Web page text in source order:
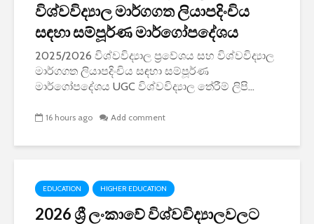
විශ්වවිද්‍යාල මාර්ගගත ලියාපදිංචිය
සඳහා සම්පූර්ණ මාර්ගෝපදේශය
2025/2026 විශ්වවිද්‍යාල ප්‍රවේශය සහ විශ්වවිද්‍යාල
මාර්ගගත ලියාපදිංචිය සඳහා සම්පූර්ණ
මාර්ගෝපදේශය UGC විශ්වවිද්‍යාල තේරීම් ලිපි...
16 hours ago Add comment
EDUCATION HIGHER EDUCATION
2026 ශ්‍රී ලංකාවේ විශ්වවිද්‍යාලවලට